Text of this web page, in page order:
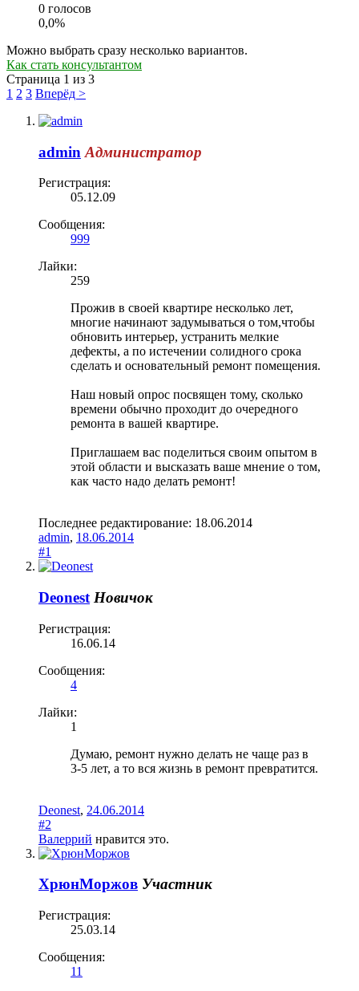
0 голосов
0,0%
Можно выбрать сразу несколько вариантов.
Как стать консультантом
Страница 1 из 3
1 2 3 Вперёд >
admin Администратор
Регистрация:
05.12.09
Сообщения:
999
Лайки:
259
Прожив в своей квартире несколько лет,
многие начинают задумываться о том,чтобы
обновить интерьер, устранить мелкие
дефекты, а по истечении солидного срока
сделать и основательный ремонт помещения.
Наш новый опрос посвящен тому, сколько
времени обычно проходит до очередного
ремонта в вашей квартире.
Приглашаем вас поделиться своим опытом в
этой области и высказать ваше мнение о том,
как часто надо делать ремонт!
Последнее редактирование: 18.06.2014
admin, 18.06.2014
#1
Deonest Новичок
Регистрация:
16.06.14
Сообщения:
4
Лайки:
1
Думаю, ремонт нужно делать не чаще раз в
3-5 лет, а то вся жизнь в ремонт превратится.
Deonest, 24.06.2014
#2
Валеррий нравится это.
ХрюнМоржов Участник
Регистрация:
25.03.14
Сообщения:
11